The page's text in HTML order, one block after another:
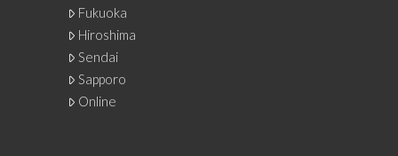
Fukuoka
Hiroshima
Sendai
Sapporo
Online